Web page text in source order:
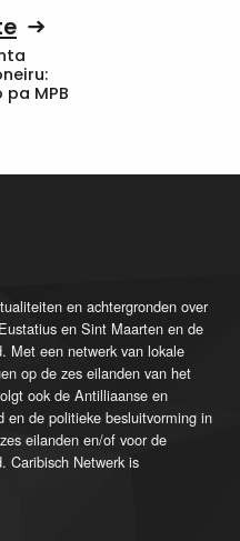
MPB
en achtergronden over
en Sint Maarten en de
Met een netwerk van lokale
op de zes eilanden van het
ook de Antilliaanse en
en de politieke besluitvorming in
eilanden en/of voor de
Caribisch Netwerk is